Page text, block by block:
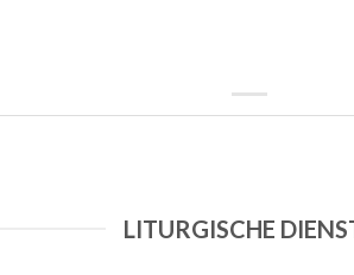
LITURGISCHE